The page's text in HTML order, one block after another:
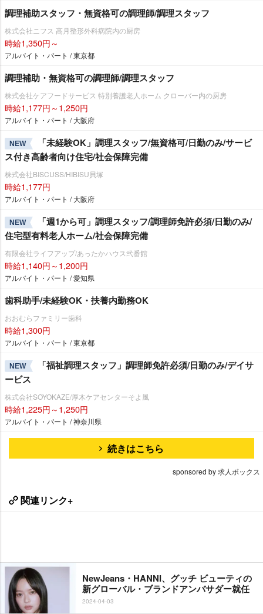
調理補助スタッフ・無資格可の調理師/調理スタッフ
株式会社ニフス 高月整形外科病院内の厨房
時給1,350円～
アルバイト・パート / 東京都
調理補助・無資格可の調理師/調理スタッフ
株式会社ケアフードサービス 特別養護老人ホーム クローバー内の厨房
時給1,177円～1,250円
アルバイト・パート / 大阪府
NEW
「未経験OK」調理スタッフ/無資格可/日勤のみ/サービ
ス付き高齢者向け住宅/社会保障完備
株式会社BISCUSS/HIBISU貝塚
時給1,177円
アルバイト・パート / 大阪府
NEW
「週1から可」調理スタッフ/調理師免許必須/日勤のみ/
住宅型有料老人ホーム/社会保障完備
有限会社ライフアップ/あったかハウス弐番館
時給1,140円～1,200円
アルバイト・パート / 愛知県
歯科助手/未経験OK・扶養内勤務OK
おおむらファミリー歯科
時給1,300円
アルバイト・パート / 東京都
NEW
「福祉調理スタッフ」調理師免許必須/日勤のみ/デイサ
ービス
株式会社SOYOKAZE/厚木ケアセンターそよ風
時給1,225円～1,250円
アルバイト・パート / 神奈川県
続きはこちら
sponsored by 求人ボックス
関連リンク+
NewJeans・HANNI、グッチ ビューティの
新グローバル・ブランドアンバサダー就任
2024-04-03